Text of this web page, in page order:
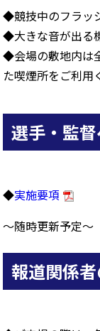
◆競技中のフラッ
◆大きな音が出る
◆会場の敷地内は
た喫煙所をご利用
選手・監
◆実施要項
〜随時更新予定〜
報道関係